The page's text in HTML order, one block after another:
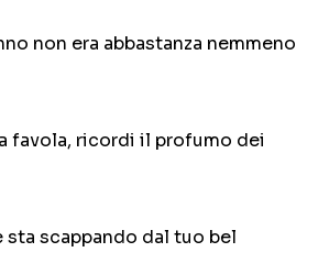
non era abbastanza nemmeno
favola, ricordi il profumo dei
scappando dal tuo bel